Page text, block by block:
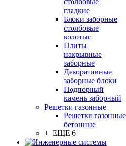
столбовые
гладкие
Блоки заборные
столбовые
колотые
Плиты
накрывные
заборные
Декоративные
заборные блоки
Подпорный
камень заборный
Решетки газонные
Решетки газонные
бетонные
+ ЕЩЕ 6